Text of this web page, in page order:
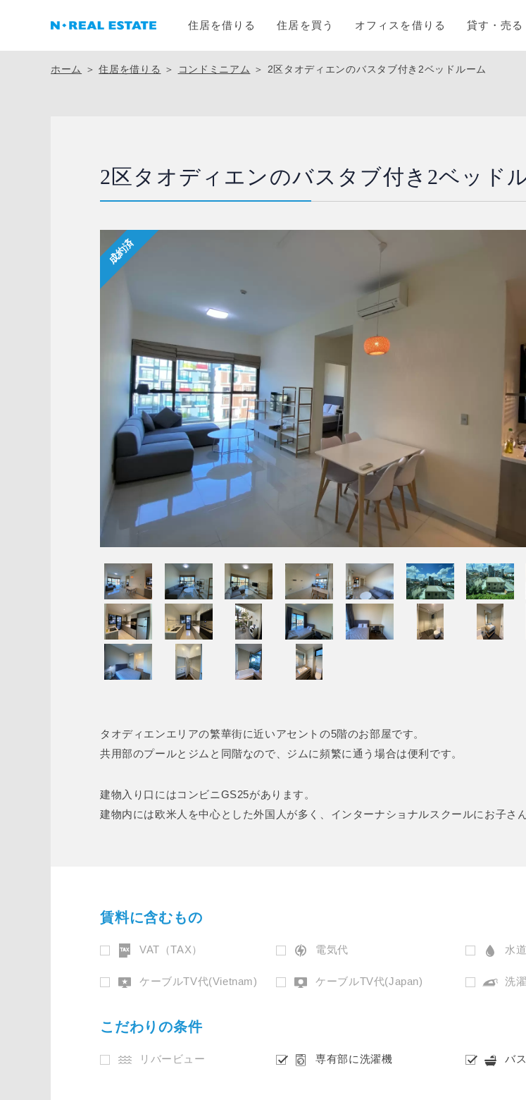
住居を借りる 住居を買う オフィスを借りる 貸す・売る
ホーム ＞住居を借りる ＞ コンドミニアム ＞ 2区タオディエンのバスタブ付き2ベッドルーム
2区タオディエンのバスタブ付き2ベッド
タオディエンエリアの繁華街に近いアセントの5階のお部屋です。
共用部のプールとジムと同階なので、ジムに頻繁に通う場合は便利です。
建物入り口にはコンビニGS25があります。
建物内には欧米人を中心とした外国人が多く、インターナショナルスクールにお子さ
賃料に含むもの
VAT（TAX） 電気代 水
ケーブルTV代(Vietnam) ケーブルTV代(Japan) 洗
こだわりの条件
リバービュー 専有部に洗濯機 バ